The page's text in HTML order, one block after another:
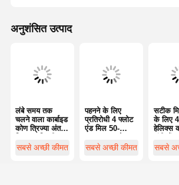
अनुशंसित उत्पाद
लंबे समय तक
चलने वाला कार्बाइड
कोण त्रिज्या अंत
हेलिक्स कोण
सबसे अच्छी कीमत
पहनने के लिए
प्रतिरोधी 4 फ्लोट
एंड मिल 50-
ऑटोमोबाइल के
सबसे अच्छी कीमत
सटीक
के लिए
हेलिक्स
रेडियस
सबसे